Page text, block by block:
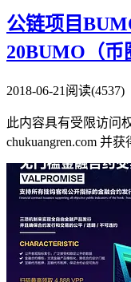
公链项目
20BUMO（币
2018-06-21 阅读(4537)
此内容具有受限访问
chukuangren.com 并获